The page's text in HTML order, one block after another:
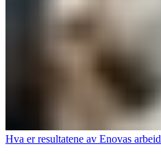
Hva er resultatene av Enovas